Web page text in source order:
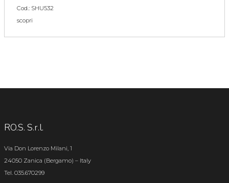
Cod.: SHU532
scopri
RO.S. S.r.l.
Via Don Lorenzo Milani, 1
24050 Zanica (Bergamo) – Italy
Tel. 035.670299